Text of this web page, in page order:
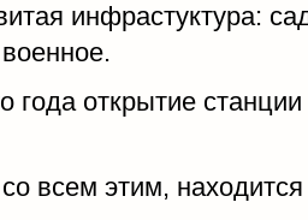
инфрастуктура:
года открытие
всем этим,